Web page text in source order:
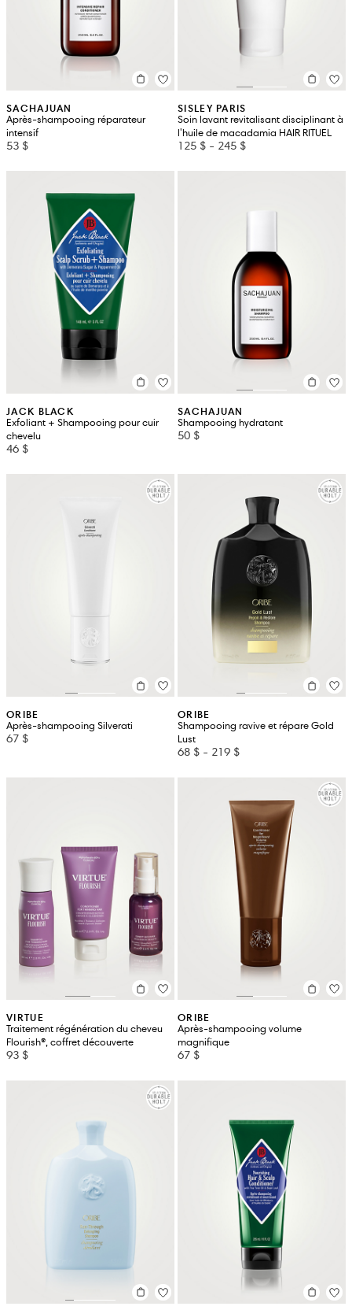
SACHAJUAN
Après-shampooing réparateur
intensif
53 $
SISLEY PARIS
Soin lavant revitalisant disciplinant à
l'huile de macadamia HAIR RITUEL
125 $ - 245 $
JACK BLACK
Exfoliant + Shampooing pour cuir
chevelu
46 $
SACHAJUAN
Shampooing hydratant
50 $
ORIBE
Après-shampooing Silverati
67 $
ORIBE
Shampooing ravive et répare Gold
Lust
68 $ - 219 $
VIRTUE
Traitement régénération du cheveu
Flourish®, coffret découverte
93 $
ORIBE
Après-shampooing volume
magnifique
67 $